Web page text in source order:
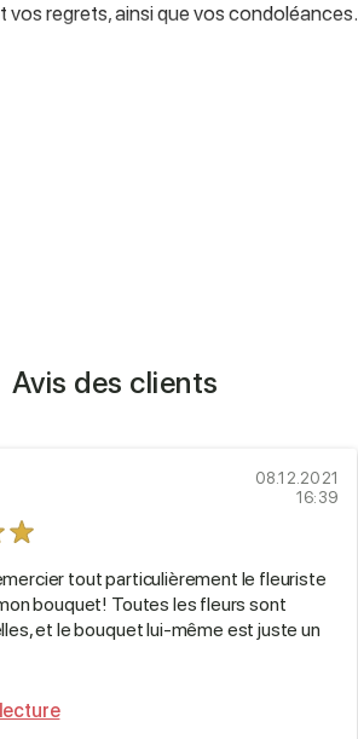
regrets, ainsi que vos condoléances.
Avis des clients
08.12.2021
16:39
tout particulièrement le fleuriste
bouquet! Toutes les fleurs sont
et le bouquet lui-même est juste un